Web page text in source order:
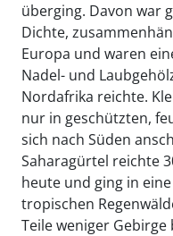
überging. Davon war
Dichte,
Europa und waren
Nadel- und
Nordafrika reichte.
nur in geschützten,
sich nach Süden
Saharagürtel reichte
heute und ging in
tropischen
Teile weniger